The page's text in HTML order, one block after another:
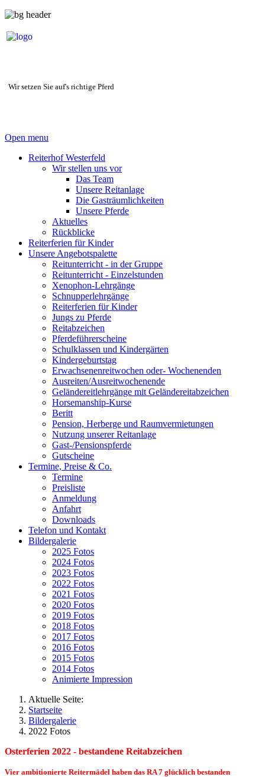
Wir setzen Sie auf's richtige Pferd
Open menu
Reiterhof Westerfeld
Wir stellen uns vor
Das Team
Unsere Reitanlage
Die Gasträumlichkeiten
Unsere Pferde
Aktuelles
Rückblicke
Reiterferien für Kinder
Unsere Angebotspalette
Reitunterricht - in der Gruppe
Reitunterricht - Einzelstunden
Xenophon-Lehrgänge
Schnupperlehrgänge
Reiterferien für Kinder
Jungs zu Pferde
Reitabzeichen
Pferdeführerscheine
Schulklassen und Kindergärten
Kindergeburtstag
Erwachsenenreitwochen oder- Wochenenden
Ausreiten/Ausreitwochenende
Geländereitlehrgänge mit Geländereitabzeichen
Horsemanship-Kurse
Beritt
Pension, Herberge und Raumvermietungen
Nutzung unserer Reitanlage
Gast-/Pensionspferde
Gutscheine
Termine, Preise & Co.
Termine
Preisliste
Anmeldung
Anfahrt
Downloads
Telefon und Kontakt
Bildergalerie
2025 Fotos
2024 Fotos
2023 Fotos
2022 Fotos
2021 Fotos
2020 Fotos
2019 Fotos
2018 Fotos
2017 Fotos
2016 Fotos
2015 Fotos
2014 Fotos
Animierte Impression
Aktuelle Seite:
Startseite
Bildergalerie
2022 Fotos
Osterferien 2022 - bestandene Reitabzeichen
Vier ambitionierte Reitermädel haben das RA 7 glücklich bestanden